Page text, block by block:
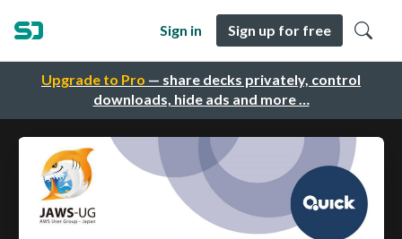
Upgrade to Pro — share decks privately, control
downloads, hide ads and more …
Sign in Sign up for free